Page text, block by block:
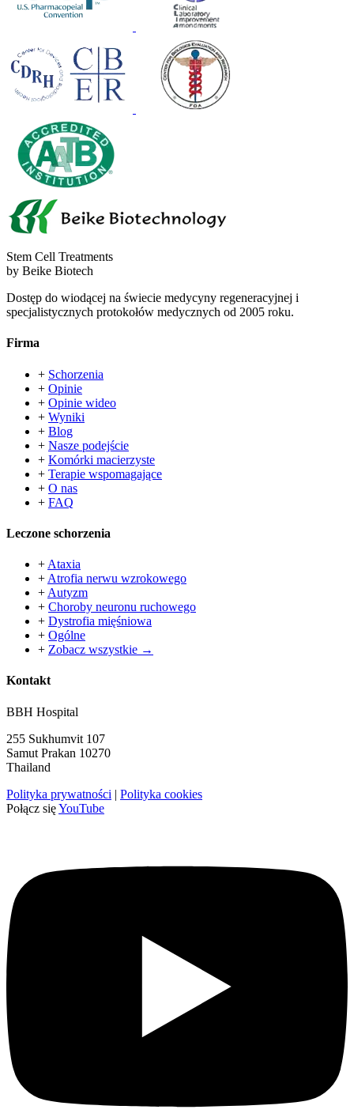
Stem Cell Treatments
by Beike Biotech
Dostęp do wiodącej na świecie medycyny regeneracyjnej i
specjalistycznych protokołów medycznych od 2005 roku.
Firma
+ Schorzenia
+ Opinie
+ Opinie wideo
+ Wyniki
+ Blog
+ Nasze podejście
+ Komórki macierzyste
+ Terapie wspomagające
+ O nas
+ FAQ
Leczone schorzenia
+ Ataxia
+ Atrofia nerwu wzrokowego
+ Autyzm
+ Choroby neuronu ruchowego
+ Dystrofia mięśniowa
+ Ogólne
+ Zobacz wszystkie →
Kontakt
BBH Hospital
255 Sukhumvit 107
Samut Prakan 10270
Thailand
Polityka prywatności | Polityka cookies
Połącz sięYouTube